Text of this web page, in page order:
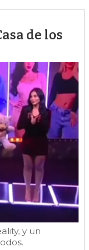
de los
y un